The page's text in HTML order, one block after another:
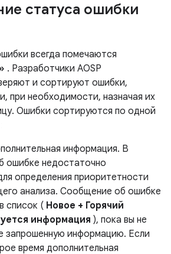
статуса ошибки
всегда помечаются
. Разработчики AOSP
и сортируют ошибки,
при необходимости, назначая их
Ошибки сортируются по одной
информация. В
ошибке недостаточно
определения приоритетности
анализа. Сообщение об ошибке
список ( Новое + Горячий
информация ), пока вы не
запрошенную информацию. Если
время дополнительная